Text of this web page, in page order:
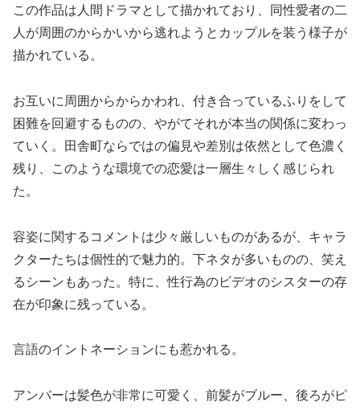
この作品は人間ドラマとして描かれており、同性愛者の二
人が周囲のからかいから逃れようとカップルを装う様子が
描かれている。
お互いに周囲からからかわれ、付き合っているふりをして
困難を回避するものの、やがてそれが本当の関係に変わっ
ていく。田舎町ならではの偏見や差別は依然として色濃く
残り、このような環境での恋愛は一層生々しく感じられ
た。
容姿に関するコメントは少々厳しいものがあるが、キャラ
クターたちは個性的で魅力的。下ネタが多いものの、笑え
るシーンもあった。特に、性行為のビデオのシスターの存
在が印象に残っている。
言語のイントネーションにも惹かれる。
アンバーは髪色が非常に可愛く、前髪がブルー、後ろがピ